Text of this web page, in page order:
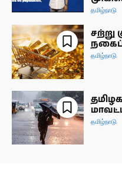
தமிழ்நாடு
சற்று
தமிழ்நாடு
தமிழ்நாடு